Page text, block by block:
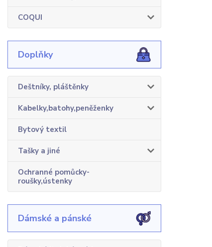
COQUI
Doplňky
Deštníky, pláštěnky
Kabelky,batohy,peněženky
Bytový textil
Tašky a jiné
Ochranné pomůcky-
roušky,ústenky
Dámské a pánské